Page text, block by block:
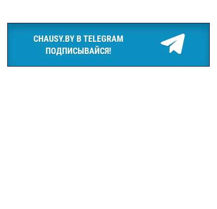
CHAUSY.BY В TELEGRAM
ПОДПИСЫВАЙСЯ!